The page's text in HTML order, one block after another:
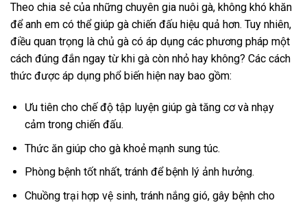
Theo chia sẻ của những chuyên gia nuôi gà, không khó khăn
để anh em có thể giúp gà chiến đấu hiệu quả hơn. Tuy nhiên,
điều quan trọng là chủ gà có áp dụng các phương pháp một
cách đúng đắn ngay từ khi gà còn nhỏ hay không? Các cách
thức được áp dụng phổ biến hiện nay bao gồm:
Ưu tiên cho chế độ tập luyện giúp gà tăng cơ và nhạy
cảm trong chiến đấu.
Thức ăn giúp cho gà khoẻ mạnh sung túc.
Phòng bệnh tốt nhất, tránh để bệnh lý ảnh hưởng.
Chuồng trại hợp vệ sinh, tránh nắng gió, gây bệnh cho